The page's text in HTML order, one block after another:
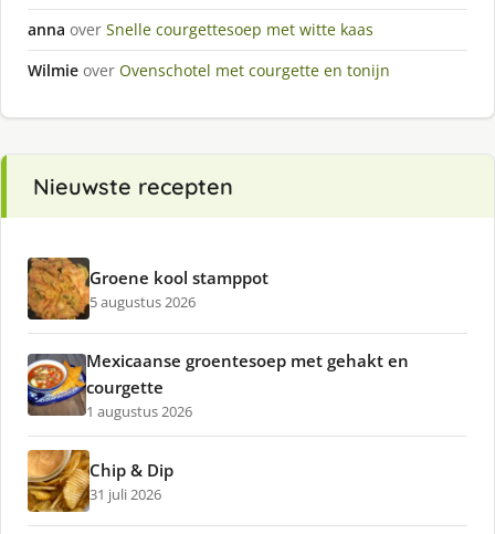
anna over Snelle courgettesoep met witte kaas
Wilmie over Ovenschotel met courgette en tonijn
Nieuwste recepten
Groene kool stamppot
5 augustus 2026
Mexicaanse groentesoep met gehakt en
courgette
1 augustus 2026
Chip & Dip
31 juli 2026